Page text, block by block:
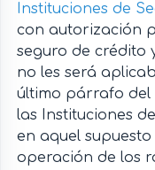
Instituciones de
con autorización
seguro de crédito
no les será
último párrafo
las Instituciones
en aquel
operación de los